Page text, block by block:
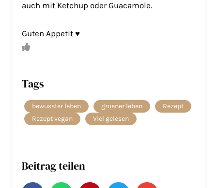
auch mit Ketchup oder Guacamole.
Guten Appetit ♥️
Tags
bewusster leben gruener leben
Rezept
Rezept vegan
Viel gelesen
Beitrag teilen